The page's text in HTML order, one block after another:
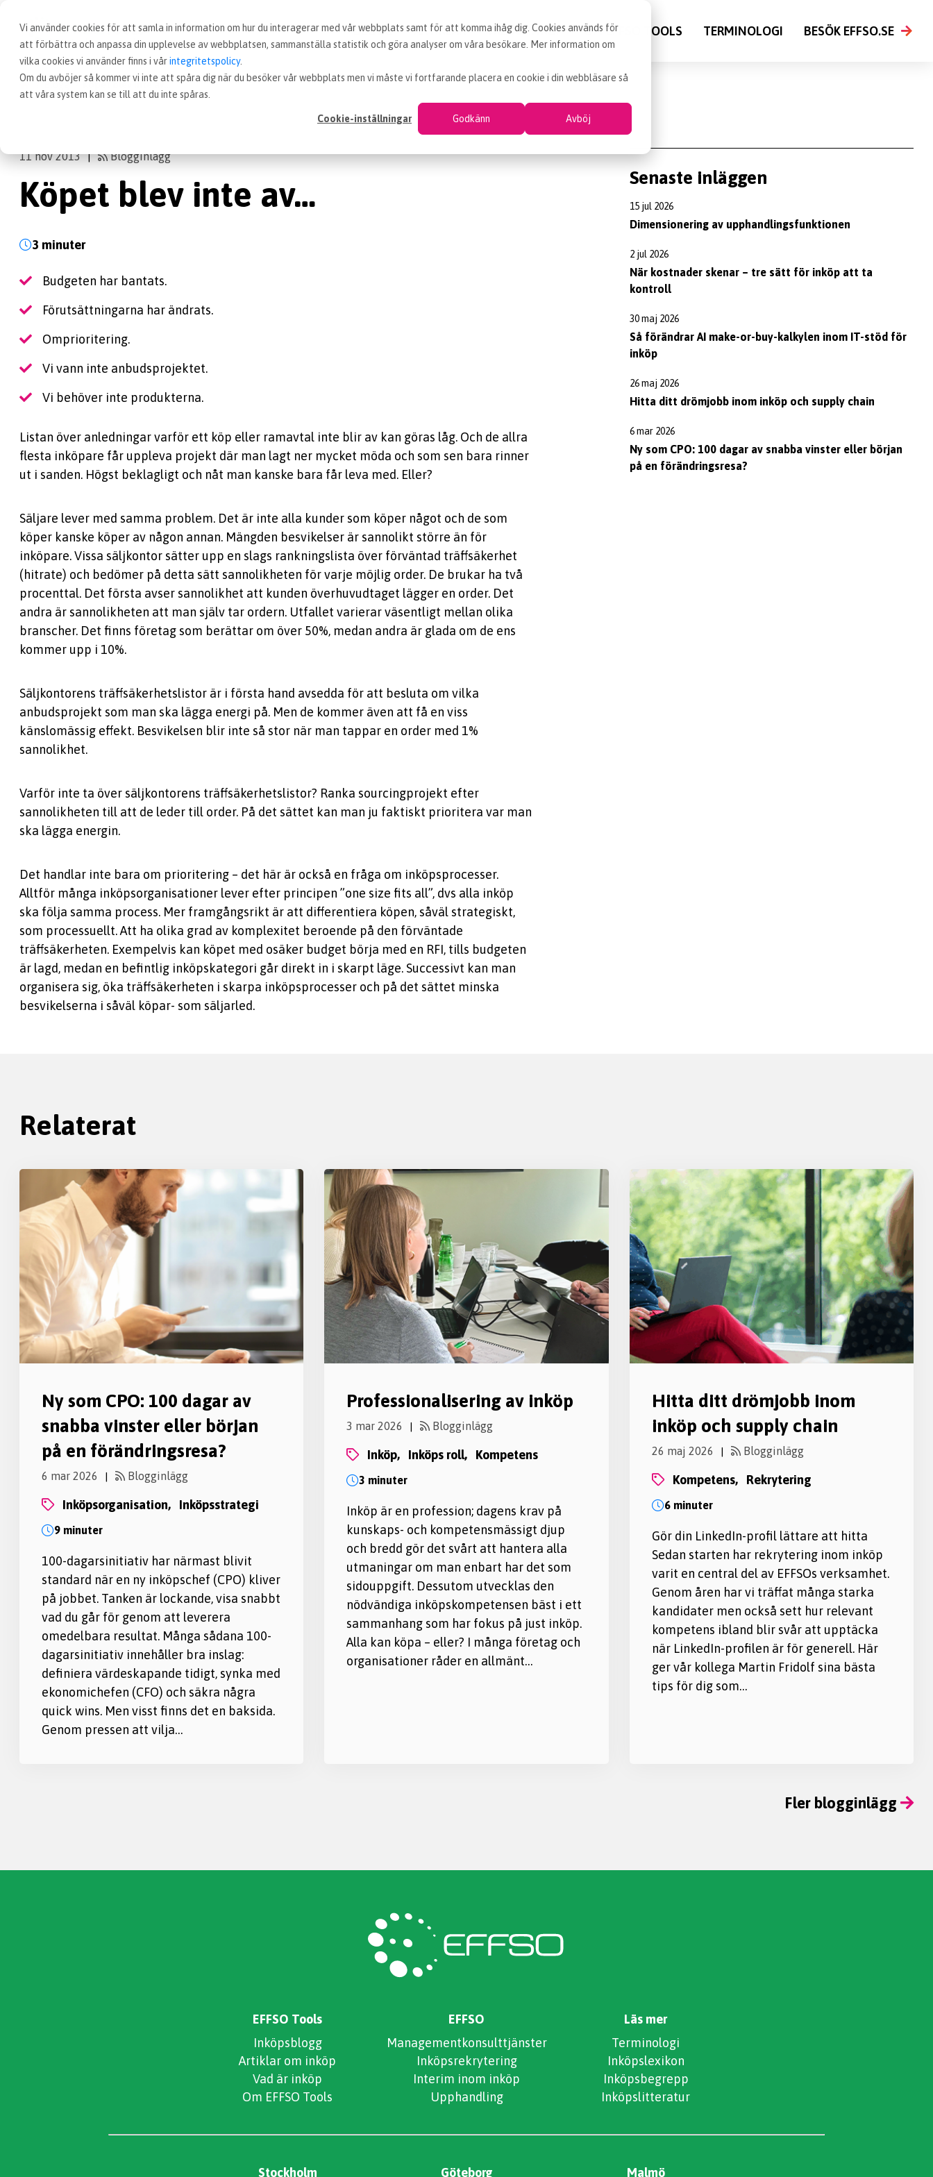
Vi använder cookies för att samla in information om hur du interagerar med vår webbplats samt för att komma ihåg dig. Cookies används för
att förbättra och anpassa din upplevelse av webbplatsen, sammanställa statistik och göra analyser om våra besökare. Mer information om
vilka cookies vi använder finns i vårintegritetspolicy.
Om du avböjer så kommer vi inte att spåra dig när du besöker vår webbplats men vi måste vi fortfarande placera en cookie i din webbläsare så
att våra system kan se till att du inte spåras.
Cookie-inställningar Godkänn Avböj
BLOGG ARTIKLAR VAD ÄR INKÖP OM EFFSO TOOLS TERMINOLOGI BESÖK EFFSO.SE
Blogg Köpet blev inte av…
11 nov 2013 | Blogginlägg
Köpet blev inte av…
3 minuter
Budgeten har bantats.
Förutsättningarna har ändrats.
Omprioritering.
Vi vann inte anbudsprojektet.
Vi behöver inte produkterna.
Listan över anledningar varför ett köp eller ramavtal inte blir av kan göras låg. Och de allra
flesta inköpare får uppleva projekt där man lagt ner mycket möda och som sen bara rinner
ut i sanden. Högst beklagligt och nåt man kanske bara får leva med. Eller?
Säljare lever med samma problem. Det är inte alla kunder som köper något och de som
köper kanske köper av någon annan. Mängden besvikelser är sannolikt större än för
inköpare. Vissa säljkontor sätter upp en slags rankningslista över förväntad träffsäkerhet
(hitrate) och bedömer på detta sätt sannolikheten för varje möjlig order. De brukar ha två
procenttal. Det första avser sannolikhet att kunden överhuvudtaget lägger en order. Det
andra är sannolikheten att man själv tar ordern. Utfallet varierar väsentligt mellan olika
branscher. Det finns företag som berättar om över 50%, medan andra är glada om de ens
kommer upp i 10%.
Säljkontorens träffsäkerhetslistor är i första hand avsedda för att besluta om vilka
anbudsprojekt som man ska lägga energi på. Men de kommer även att få en viss
känslomässig effekt. Besvikelsen blir inte så stor när man tappar en order med 1%
sannolikhet.
Varför inte ta över säljkontorens träffsäkerhetslistor? Ranka sourcingprojekt efter
sannolikheten till att de leder till order. På det sättet kan man ju faktiskt prioritera var man
ska lägga energin.
Det handlar inte bara om prioritering – det här är också en fråga om inköpsprocesser.
Alltför många inköpsorganisationer lever efter principen ”one size fits all”, dvs alla inköp
ska följa samma process. Mer framgångsrikt är att differentiera köpen, såväl strategiskt,
som processuellt. Att ha olika grad av komplexitet beroende på den förväntade
träffsäkerheten. Exempelvis kan köpet med osäker budget börja med en RFI, tills budgeten
är lagd, medan en befintlig inköpskategori går direkt in i skarpt läge. Successivt kan man
organisera sig, öka träffsäkerheten i skarpa inköpsprocesser och på det sättet minska
besvikelserna i såväl köpar- som säljarled.
Senaste inläggen
15 jul 2026
Dimensionering av upphandlingsfunktionen
2 jul 2026
När kostnader skenar – tre sätt för inköp att ta
kontroll
30 maj 2026
Så förändrar AI make-or-buy-kalkylen inom IT-stöd för
inköp
26 maj 2026
Hitta ditt drömjobb inom inköp och supply chain
6 mar 2026
Ny som CPO: 100 dagar av snabba vinster eller början
på en förändringsresa?
Relaterat
Ny som CPO: 100 dagar av
snabba vinster eller början
på en förändringsresa?
6 mar 2026 | Blogginlägg
inköpsorganisation, inköpsstrategi
9 minuter
100-dagarsinitiativ har närmast blivit
standard när en ny inköpschef (CPO) kliver
på jobbet. Tanken är lockande, visa snabbt
vad du går för genom att leverera
omedelbara resultat. Många sådana 100-
dagarsinitiativ innehåller bra inslag:
definiera värdeskapande tidigt, synka med
ekonomichefen (CFO) och säkra några
quick wins. Men visst finns det en baksida.
Genom pressen att vilja…
Professionalisering av inköp
3 mar 2026 | Blogginlägg
inköp, inköps roll, kompetens
3 minuter
Inköp är en profession; dagens krav på
kunskaps- och kompetensmässigt djup
och bredd gör det svårt att hantera alla
utmaningar om man enbart har det som
sidouppgift. Dessutom utvecklas den
nödvändiga inköpskompetensen bäst i ett
sammanhang som har fokus på just inköp.
Alla kan köpa – eller? I många företag och
organisationer råder en allmänt…
Hitta ditt drömjobb inom
inköp och supply chain
26 maj 2026 | Blogginlägg
kompetens, rekrytering
6 minuter
Gör din LinkedIn-profil lättare att hitta
Sedan starten har rekrytering inom inköp
varit en central del av EFFSOs verksamhet.
Genom åren har vi träffat många starka
kandidater men också sett hur relevant
kompetens ibland blir svår att upptäcka
när LinkedIn-profilen är för generell. Här
ger vår kollega Martin Fridolf sina bästa
tips för dig som…
Fler blogginlägg
EFFSO Tools
Inköpsblogg
Artiklar om inköp
Vad är inköp
Om EFFSO Tools
EFFSO
Managementkonsulttjänster
Inköpsrekrytering
Interim inom inköp
Upphandling
Läs mer
Terminologi
Inköpslexikon
Inköpsbegrepp
Inköpslitteratur
Stockholm Göteborg Malmö